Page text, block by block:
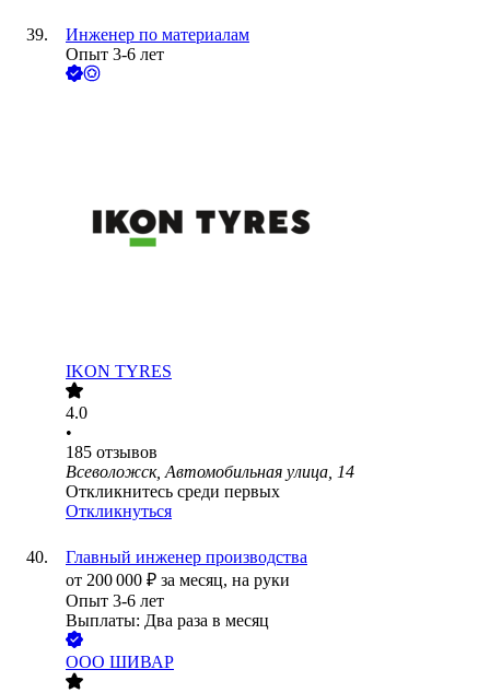
Инженер по материалам
Опыт 3-6 лет
IKON TYRES
4.0
•
185 отзывов
Всеволожск, Автомобильная улица, 14
Откликнитесь среди первых
Откликнуться
Главный инженер производства
от 200 000 ₽ за месяц, на руки
Опыт 3-6 лет
Выплаты: Два раза в месяц
ООО ШИВАР